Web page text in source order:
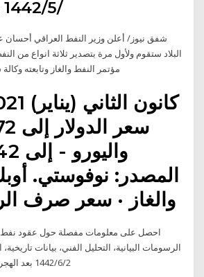
19‏‏/5‏‏/1442 بعد الهجرة
شفق نيوز/ أعلن وزير النفط العراقي أحسان
البلاد ستقوم ولأول مرة بتصدير ثلاثة انواع من
مؤتمر النفط والغاز وتابعته
المصدر: نوفوستي.
احصل على معلومات مفصلة حول عقود
الرسومات البيانية، التحليل الفني، بيانات
2‏‏/6‏‏/1442 بعد الهجرة 7‏‏/6‏‏/1442 بعد الهجرة